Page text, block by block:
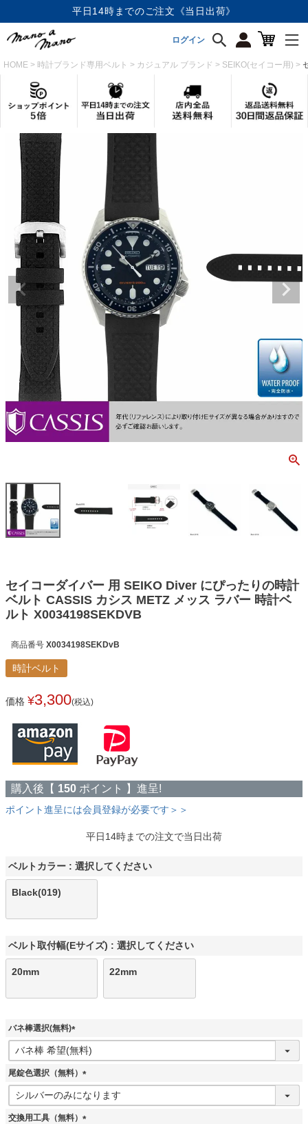
店内全品《送料無料》
ログイン
HOME 時計ブランド専用ベルト カジュアル ブランド SEIKO(セイコー用)
セイコーダイバー 用 SEIKO Diver にぴったりの時計
ベルト CASSIS カシス METZ メッス ラバー 時計ベ
ルト X0034198SEKDVB
商品番号 X0034198SEKDvB
時計ベルト
価格 ¥3,300(税込)
購入後【 150 ポイント 】進呈!
ポイント進呈には会員登録が必要です＞＞
平日14時までの注文で当日出荷
ベルトカラー 選択してください
Black(019)
ベルト取付幅(Eサイズ) 選択してください
20mm 22mm
バネ棒選択(無料)
(
必
須
尾錠色選択（無料）
(
必
交換用工具（無料）